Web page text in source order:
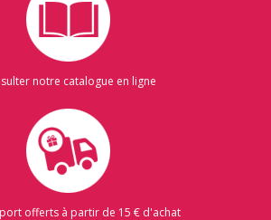
notre catalogue en ligne
offerts à partir de 15 € d'achat